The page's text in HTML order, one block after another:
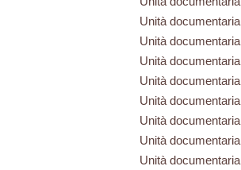
Unità documentaria
Unità documentaria
Unità documentaria
Unità documentaria
Unità documentaria
Unità documentaria
Unità documentaria
Unità documentaria